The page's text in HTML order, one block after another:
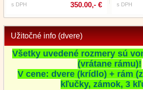
s DPH 350.00,- € s DPH
Užitočné info (dvere)
Všetky uvedené rozmery sú
(vrátane rámu)!
V cene: dvere (krídlo) + rám
kľučky, zámok, 3